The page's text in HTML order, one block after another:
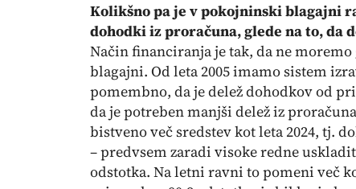
Kolikšno pa je v pokojninski blagajni
dohodki iz proračuna, glede na to,
Način financiranja je tak, da ne
blagajni. Od leta 2005 imamo sistem
pomembno, da je delež dohodkov od
da je potreben manjši delež iz
bistveno več sredstev kot leta 2024, tj.
– predvsem zaradi visoke redne
odstotka. Na letni ravni to pomeni več